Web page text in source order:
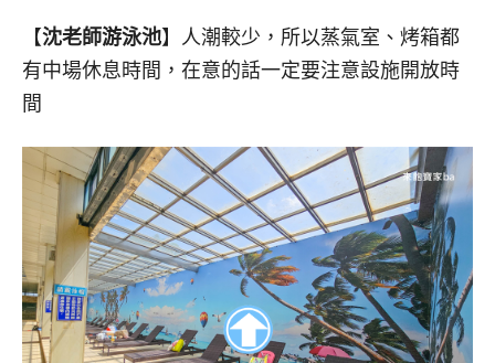
【沈老師游泳池】人潮較少，所以蒸氣室、烤箱都
有中場休息時間，在意的話一定要注意設施開放時
間